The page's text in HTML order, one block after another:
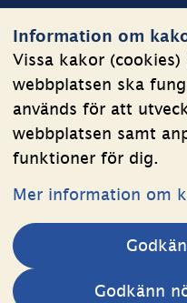
Information om
Vissa kakor
webbplatsen ska
används för att
webbplatsen samt
funktioner för dig.
Mer information om
Godkänn
Om kakor
Behandling av
Följ oss
LinkedIn
(länk
Andra